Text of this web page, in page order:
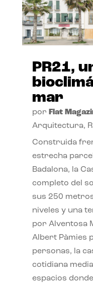
PR21,
mar
por Flat
Arquitectura,
Construida
estrecha
Badalona, la
completo del
sus 250
niveles y una
por Alventosa
Albert Pàmies
personas, la
cotidiana
espacios